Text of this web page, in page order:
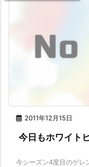
2011年12月15日
今日もホワイト
今シーズン4度目のゲレ